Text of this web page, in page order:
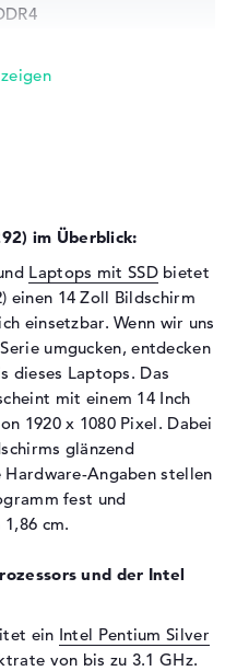
GB SSD
x 1080
HD
glänzend, LED-
IPS
Audio
MP
im Überblick:
Laptops mit SSDbietet
einen 14 Zoll Bildschirm
einsetzbar. Wenn wir uns
Serie umgucken, entdecken
dieses Laptops. Das
mit einem 14 Inch
1920 x 1080 Pixel. Dabei
glänzend
Angaben stellen
fest und
cm.
und der Intel
ein Intel Pentium Silver
von bis zu 3.1 GHz.